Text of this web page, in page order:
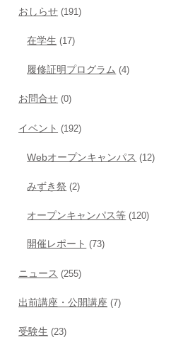
おしらせ (191)
在学生 (17)
履修証明プログラム (4)
お問合せ (0)
イベント (192)
Webオープンキャンパス (12)
みずき祭 (2)
オープンキャンパス等 (120)
開催レポート (73)
ニュース (255)
出前講座・公開講座 (7)
受験生 (23)